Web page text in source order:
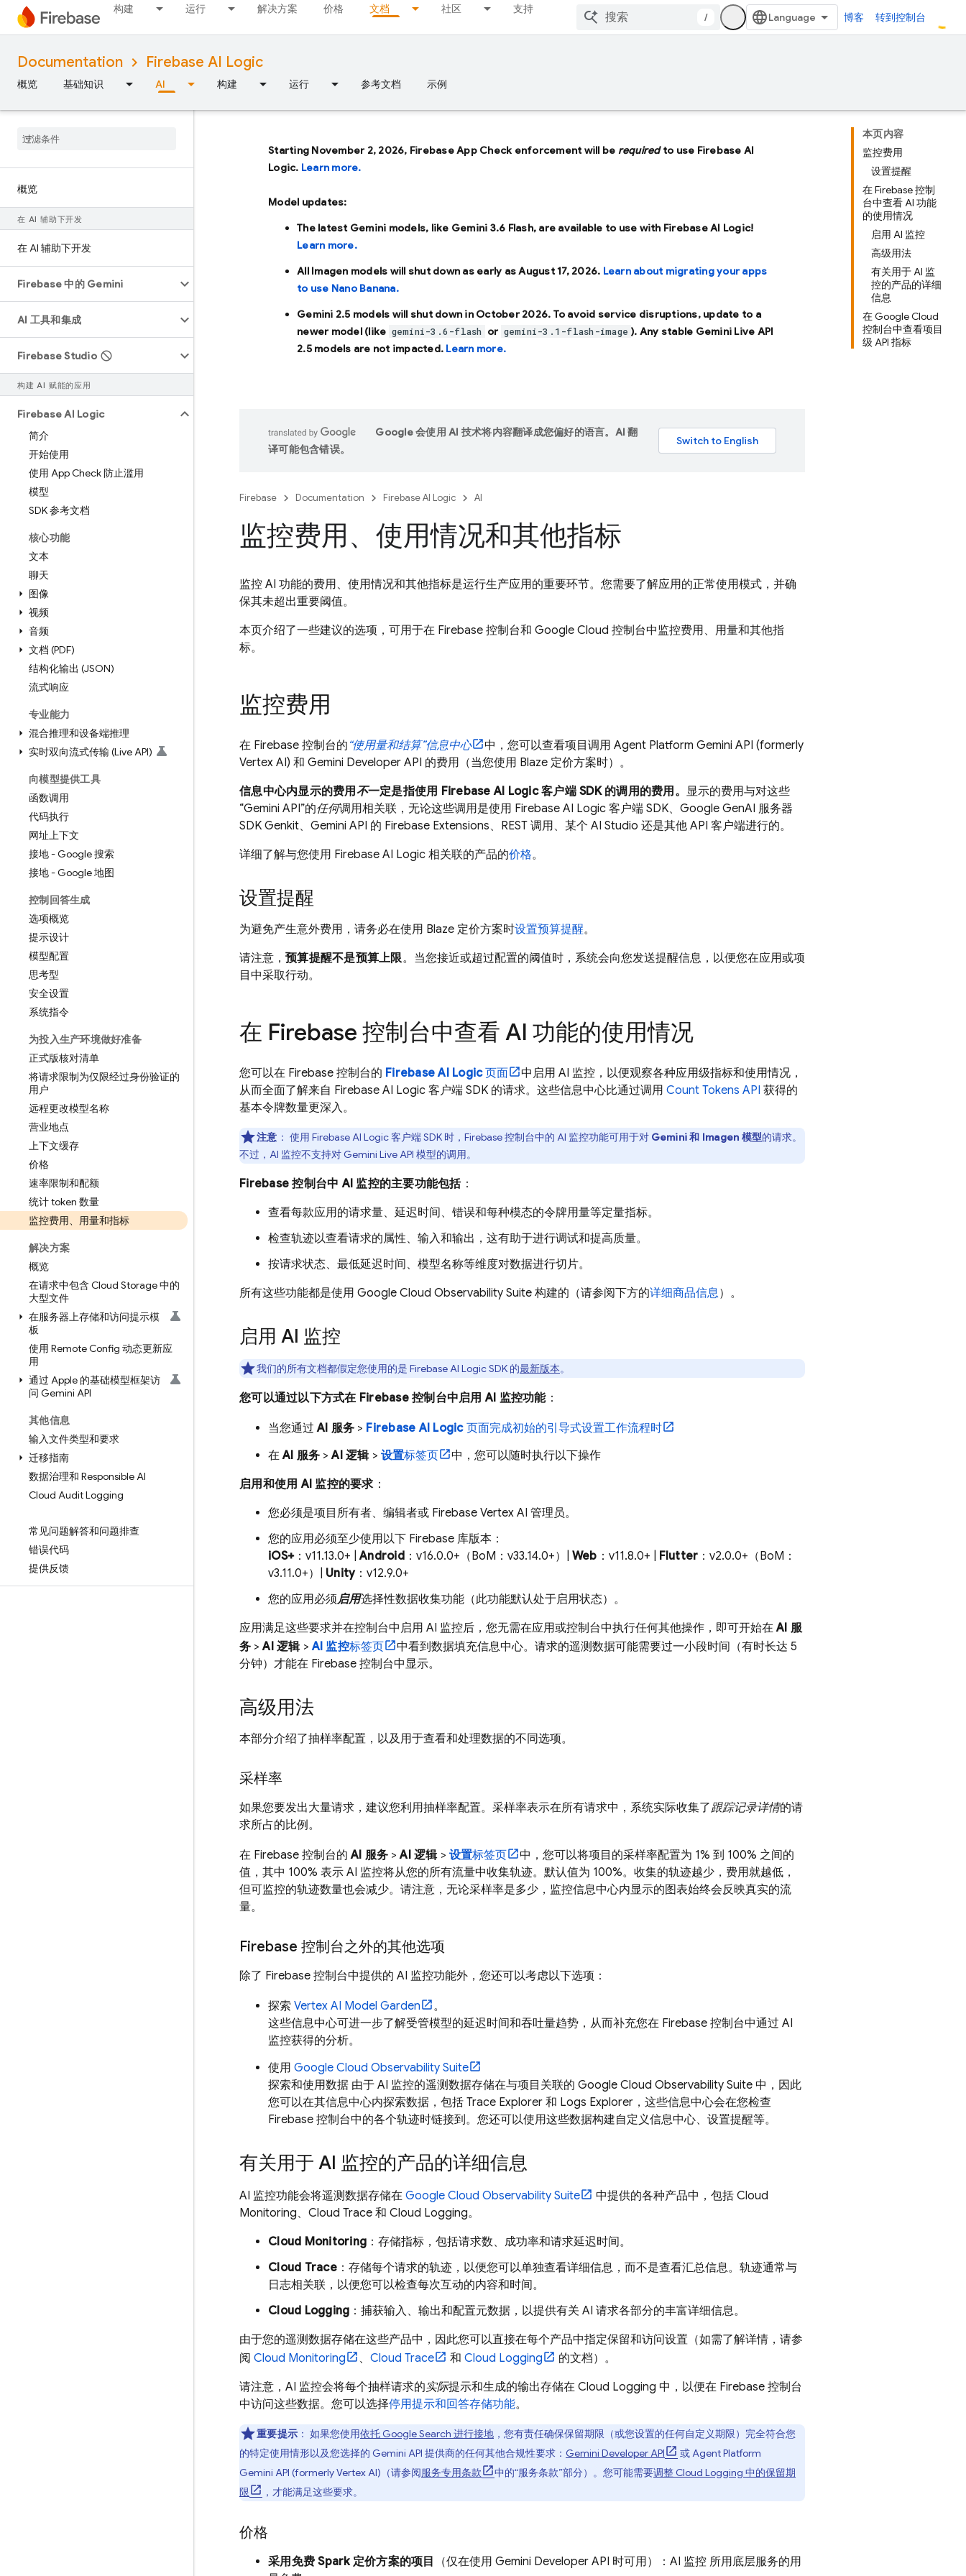
构建 运行 解决方案 价格 文档 社区 支持
/ 博客 转到控制台
Documentation Firebase AI Logic
概览 基础知识 AI 构建 运行 参考文档 示例
概览
在 AI 辅助下开发
在 AI 辅助下开发
Firebase 中的 Gemini
AI 工具和集成
Firebase Studio
构建 AI 赋能的应用
Firebase AI Logic
简介
开始使用
使用 App Check 防止滥用
模型
SDK 参考文档
核心功能
文本
聊天
图像
视频
音频
文档 (PDF)
结构化输出 (JSON)
流式响应
专业能力
混合推理和设备端推理
实时双向流式传输 (Live API)
向模型提供工具
函数调用
代码执行
网址上下文
接地 - Google 搜索
接地 - Google 地图
控制回答生成
选项概览
提示设计
模型配置
思考型
安全设置
系统指令
为投入生产环境做好准备
正式版核对清单
将请求限制为仅限经过身份验证的
用户
远程更改模型名称
营业地点
上下文缓存
价格
速率限制和配额
统计 token 数量
监控费用、用量和指标
解决方案
概览
在请求中包含 Cloud Storage 中的
大型文件
在服务器上存储和访问提示模
板
使用 Remote Config 动态更新应
用
通过 Apple 的基础模型框架访
问 Gemini API
其他信息
输入文件类型和要求
迁移指南
数据治理和 Responsible AI
Cloud Audit Logging
常见问题解答和问题排查
错误代码
提供反馈
本页内容
监控费用
设置提醒
在 Firebase 控制
台中查看 AI 功能
的使用情况
启用 AI 监控
高级用法
有关用于 AI 监
控的产品的详细
信息
在 Google Cloud
控制台中查看项目
级 API 指标
Starting November 2, 2026, Firebase App Check enforcement will be requiredto use Firebase AI
Logic. Learn more.
Model updates:
The latest Gemini models, like Gemini 3.6 Flash, are available to use with Firebase AI Logic!
Learn more.
All Imagen models will shut down as early asAugust 17, 2026. Learn about migrating your apps
to use Nano Banana.
Gemini 2.5 models will shut down in October 2026. To avoid service disruptions, update to a
newer model (like gemini-3.6-flash or gemini-3.1-flash-image ). Any stable Gemini Live API
2.5 models are not impacted. Learn more.
Google 会使用 AI 技术将内容翻译成您偏好的语言。AI 翻
译可能包含错误。
Firebase Documentation Firebase AI Logic AI
监控费用、使用情况和其他指标
监控 AI 功能的费用、使用情况和其他指标是运行生产应用的重要环节。您需要了解应用的正常使用模式，并确
保其未超出重要阈值。
本页介绍了一些建议的选项，可用于在 Firebase 控制台和 Google Cloud 控制台中监控费用、用量和其他指
标。
监控费用
在 Firebase 控制台的 “使用量和结算”信息中心 中，您可以查看项目调用 Agent Platform Gemini API (formerly
Vertex AI) 和 Gemini Developer API 的费用（当您使用 Blaze 定价方案时）。
信息中心内显示的费用不一定是指使用 Firebase AI Logic客户端 SDK 的调用的费用。 显示的费用与对这些
“Gemini API”的任何调用相关联，无论这些调用是使用 Firebase AI Logic 客户端 SDK、Google GenAI 服务器
SDK Genkit、 Gemini API 的 Firebase Extensions、REST 调用、某个 AI Studio 还是其他 API 客户端进行的。
详细了解与您使用 Firebase AI Logic 相关联的产品的价格。
设置提醒
为避免产生意外费用，请务必在使用 Blaze 定价方案时设置预算提醒。
请注意， 预算提醒不是预算上限。当您接近或超过配置的阈值时，系统会向您发送提醒信息，以便您在应用或项
目中采取行动。
在 Firebase 控制台中查看 AI 功能的使用情况
您可以在 Firebase 控制台的 Firebase AI Logic页面
中启用 AI 监控，以便观察各种应用级指标和使用情况，
从而全面了解来自 Firebase AI Logic 客户端 SDK 的请求。这些信息中心比通过调用 Count Tokens API 获得的
基本令牌数量更深入。
注意 ： 使用 Firebase AI Logic客户端 SDK 时， Firebase控制台中的 AI 监控功能可用于对 Gemini和 Imagen 模型的请求。
不过，AI 监控不支持对 Gemini Live API 模型的调用。
Firebase 控制台中 AI 监控的主要功能包括：
查看每款应用的请求量、延迟时间、错误和每种模态的令牌用量等定量指标。
检查轨迹以查看请求的属性、输入和输出，这有助于进行调试和提高质量。
按请求状态、最低延迟时间、模型名称等维度对数据进行切片。
所有这些功能都是使用 Google Cloud Observability Suite 构建的（请参阅下方的详细商品信息）。
启用 AI 监控
我们的所有文档都假定您使用的是 Firebase AI LogicSDK 的最新版本。
您可以通过以下方式在 Firebase控制台中启用 AI 监控功能：
当您通过AI 服务 > Firebase AI Logic页面完成初始的引导式设置工作流程时
在AI 服务 >AI 逻辑> 设置标签页
中，您可以随时执行以下操作
启用和使用 AI 监控的要求 ：
您必须是项目所有者、编辑者或 Firebase Vertex AI 管理员。
您的应用必须至少使用以下 Firebase 库版本：
iOS+：v11.13.0+ |Android：v16.0.0+（BoM：v33.14.0+）| Web ：v11.8.0+ | Flutter ：v2.0.0+（BoM：
v3.11.0+）| Unity：v12.9.0+
您的应用必须启用选择性数据收集功能（此功能默认处于启用状态）。
应用满足这些要求并在控制台中启用 AI 监控后，您无需在应用或控制台中执行任何其他操作，即可开始在AI 服
务 >AI 逻辑>AI 监控标签页
中看到数据填充信息中心。请求的遥测数据可能需要过一小段时间（有时长达 5
分钟）才能在 Firebase 控制台中显示。
高级用法
本部分介绍了抽样率配置，以及用于查看和处理数据的不同选项。
采样率
如果您要发出大量请求，建议您利用抽样率配置。采样率表示在所有请求中，系统实际收集了跟踪记录详情的请
求所占的比例。
在 Firebase 控制台的AI 服务 >AI 逻辑> 设置标签页
中，您可以将项目的采样率配置为 1% 到 100% 之间的
值，其中 100% 表示 AI 监控将从您的所有流量中收集轨迹。默认值为 100%。收集的轨迹越少，费用就越低，
但可监控的轨迹数量也会减少。请注意，无论采样率是多少，监控信息中心内显示的图表始终会反映真实的流
量。
Firebase 控制台之外的其他选项
除了 Firebase 控制台中提供的 AI 监控功能外，您还可以考虑以下选项：
探索 Vertex AI Model Garden
。
这些信息中心可进一步了解受管模型的延迟时间和吞吐量趋势，从而补充您在 Firebase 控制台中通过 AI
监控获得的分析。
使用 Google Cloud Observability Suite
探索和使用数据 由于 AI 监控的遥测数据存储在与项目关联的 Google Cloud Observability Suite 中，因此
您可以在其信息中心内探索数据，包括 Trace Explorer 和 Logs Explorer ，这些信息中心会在您检查
Firebase 控制台中的各个轨迹时链接到。您还可以使用这些数据构建自定义信息中心、设置提醒等。
有关用于 AI 监控的产品的详细信息
AI 监控功能会将遥测数据存储在 Google Cloud Observability Suite 中提供的各种产品中，包括 Cloud
Monitoring、 Cloud Trace 和 Cloud Logging。
Cloud Monitoring ：存储指标，包括请求数、成功率和请求延迟时间。
Cloud Trace：存储每个请求的轨迹，以便您可以单独查看详细信息，而不是查看汇总信息。轨迹通常与
日志相关联，以便您可以检查每次互动的内容和时间。
Cloud Logging ：捕获输入、输出和配置元数据，以提供有关 AI 请求各部分的丰富详细信息。
由于您的遥测数据存储在这些产品中，因此您可以直接在每个产品中指定保留和访问设置（如需了解详情，请参
阅 Cloud Monitoring 、 Cloud Trace 和 Cloud Logging
的文档）。
请注意，AI 监控会将每个抽样请求的实际提示和生成的输出存储在 Cloud Logging 中，以便在 Firebase 控制台
中访问这些数据。您可以选择停用提示和回答存储功能。
重要提示 ： 如果您使用依托 Google Search 进行接地 ，您有责任确保保留期限（或您设置的任何自定义期限）完全符合您
的特定使用情形以及您选择的 Gemini API 提供商的任何其他合规性要求： Gemini Developer API 或Agent Platform
Gemini API (formerly Vertex AI) （请参阅服务专用条款 中的“服务条款”部分）。您可能需要调整 Cloud Logging 中的保留期
限
，才能满足这些要求。
价格
采用免费 Spark 定价方案的项目 （仅在使用 Gemini Developer API 时可用）：AI 监控 所用底层服务的用